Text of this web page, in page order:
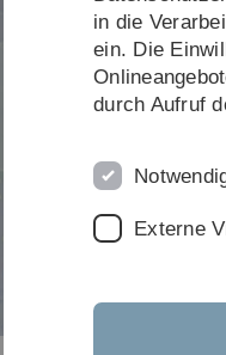
in die
ein. Die
durch Aufruf
Externe